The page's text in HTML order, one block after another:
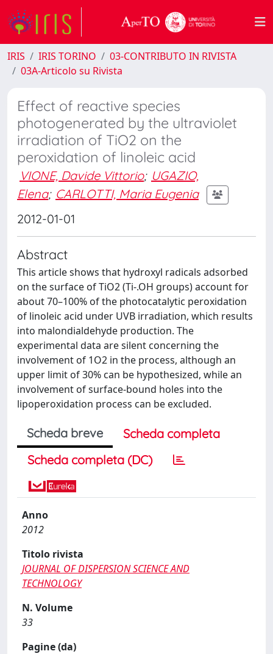
IRIS IRIS TORINO
03-CONTRIBUTO IN RIVISTA
03A-Articolo su Rivista
Effect of reactive species
photogenerated by the ultraviolet
irradiation of TiO2 on the
peroxidation of linoleic acid
VIONE, Davide Vittorio; UGAZIO,
Elena; CARLOTTI, Maria Eugenia
2012-01-01
Abstract
This article shows that hydroxyl radicals adsorbed
on the surface of TiO2 (Ti-.OH groups) account for
about 70–100% of the photocatalytic peroxidation
of linoleic acid under UVB irradiation, which results
into malondialdehyde production. The
experimental data are silent concerning the
involvement of 1O2 in the process, although an
upper limit of 30% can be hypothesized, while an
involvement of surface-bound holes into the
lipoperoxidation process can be excluded.
Scheda breve
Scheda completa
Scheda completa (DC)
Anno
2012
Titolo rivista
JOURNAL OF DISPERSION SCIENCE AND
TECHNOLOGY
N. Volume
33
Pagine (da)